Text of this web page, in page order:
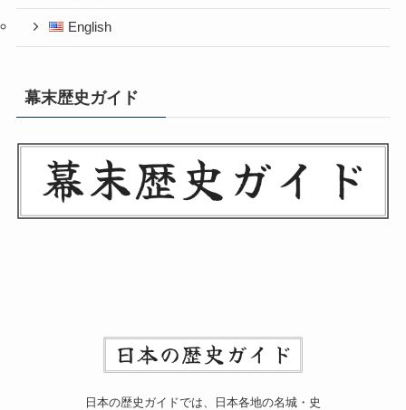
English
幕末歴史ガイド
日本の歴史ガイドでは、日本各地の名城・史